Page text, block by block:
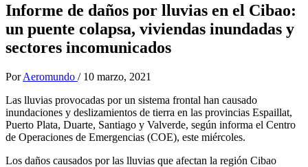
Informe de daños por lluvias en el Cibao:
un puente colapsa, viviendas inundadas y
sectores incomunicados
Por Aeromundo / 10 marzo, 2021
Las lluvias provocadas por un sistema frontal han causado
inundaciones y deslizamientos de tierra en las provincias Espaillat,
Puerto Plata, Duarte, Santiago y Valverde, según informa el Centro
de Operaciones de Emergencias (COE), este miércoles.
Los daños causados por las lluvias que afectan la región Cibao